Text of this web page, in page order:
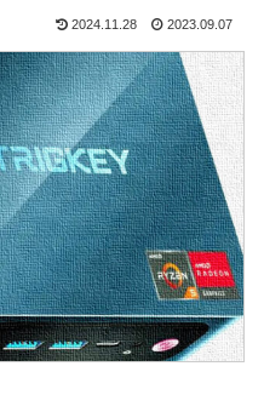
2024.11.28 2023.09.07